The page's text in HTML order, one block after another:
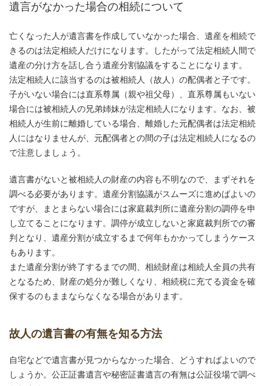
遺言がなかった場合の相続について
亡くなった人が遺言書を作成していなかった場合、遺産を相続で
きるのは法定相続人だけになります。したがって法定相続人間で
遺産の分け方を話し合う遺産分割協議をすることになります。
法定相続人に該当するのは被相続人（故人）の配偶者と子です。
子がいない場合には直系尊属（親や祖父母）、直系尊属もいない
場合には被相続人の兄弟姉妹が法定相続人になります。なお、被
相続人が生前に離婚している場合、離婚した元配偶者は法定相続
人にはなりませんが、元配偶者との間の子は法定相続人になるの
で注意しましょう。
遺言書がないと被相続人の財産の内容も不明なので、まずそれを
調べる必要があります。遺産分割協議がスムーズに進めばよいの
ですが、まとまらない場合には家庭裁判所に遺産分割の調停を申
し立てることになります。調停が成立しないと家庭裁判所での審
判となり、遺産分割が成立するまで何年もかかってしまうケース
もあります。
また遺産分割が終了するまでの間、相続財産は相続人全員の共有
となるため、財産の処分が難しくなり、相続税に充てる資金を確
保するのもままならなくなる場合があります。
故人の遺言書の有無を知る方法
自宅などで遺言書が見つからなかった場合、どうすればよいので
しょうか。公正証書遺言や秘密証書遺言の有無は公証役場で調べ